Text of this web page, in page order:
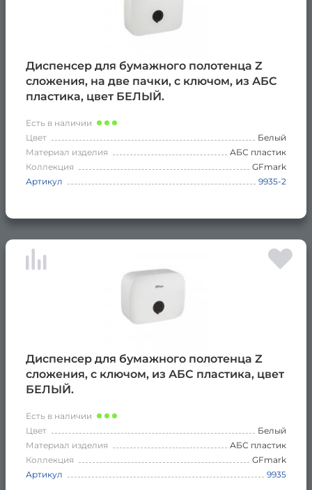
Диспенсер для бумажного полотенца Z
сложения, на две пачки, с ключом, из АБС
пластика, цвет БЕЛЫЙ.
Есть в наличии
Цвет
Белый
Материал изделия
АБС пластик
Коллекция
GFmark
Артикул
9935-2
Диспенсер для бумажного полотенца Z
сложения, с ключом, из АБС пластика, цвет
БЕЛЫЙ.
Есть в наличии
Цвет
Белый
Материал изделия
АБС пластик
Коллекция
GFmark
Артикул
9935